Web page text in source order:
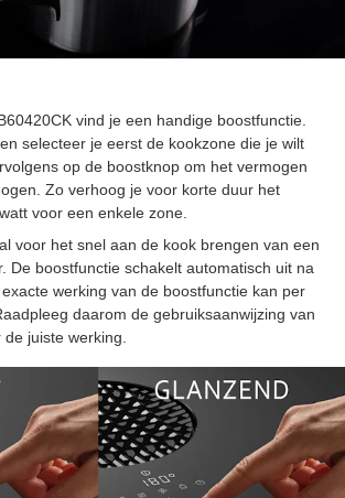
vind je een handige boostfunctie.
selecteer je eerst de kookzone die je wilt
op de boostknop om het vermogen
Zo verhoog je voor korte duur het
voor een enkele zone.
voor het snel aan de kook brengen van een
De boostfunctie schakelt automatisch uit na
werking van de boostfunctie kan per
daarom de gebruiksaanwijzing van
juiste werking.